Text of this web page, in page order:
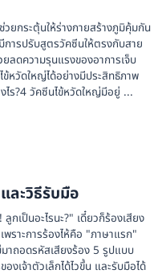
ยกระตุ้นให้ร่างกายสร้างภูมิคุ้มกัน
การปรับสูตรวัคซีนให้ตรงกับสาย
ลดความรุนแรงของอาการเจ็บ
ข้หวัดใหญ่ได้อย่างมีประสิทธิภาพ
ร?4 วัคซีนไข้หวัดใหญ่มีอยู่ ...
ละวิธีรับมือ
กเป็นอะไรนะ?" เดี๋ยวก็ร้องเสียง
พราะการร้องไห้คือ "ภาษาแรก"
าถอดรหัสเสียงร้อง 5 รูปแบบ
งเจ้าตัวเล็กได้ไวขึ้น และรับมือได้